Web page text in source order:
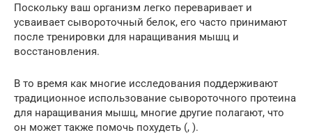
Поскольку ваш организм легко переваривает и
усваивает сывороточный белок, его часто принимают
после тренировки для наращивания мышц и
восстановления.
В то время как многие исследования поддерживают
традиционное использование сывороточного протеина
для наращивания мышц, многие другие полагают, что
он может также помочь похудеть (, ).